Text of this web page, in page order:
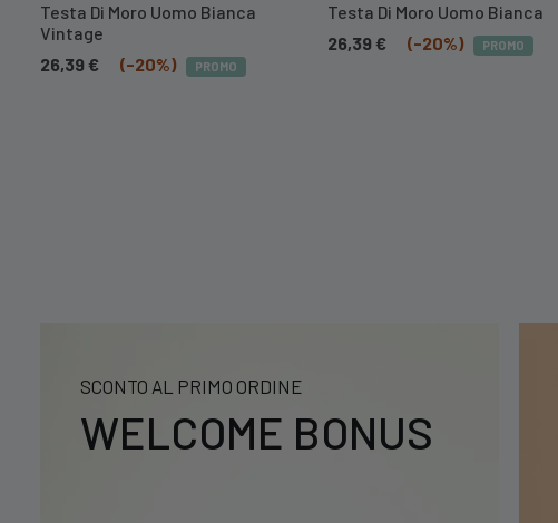
Testa Di Moro Uomo Bianca
Vintage
26,39 € (-20%) PROMO
Testa Di Moro Uomo Bianca
26,39 € (-20%) PROMO
SCONTO AL PRIMO ORDINE
WELCOME BONUS